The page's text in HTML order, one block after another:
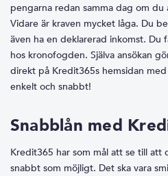
pengarna redan samma dag om
Vidare är kraven mycket låga. Du
även ha en deklarerad inkomst. Du
hos kronofogden. Själva ansökan
direkt på Kredit365s hemsidan
enkelt och snabbt!
Snabblån med
Kredit365 har som mål att se till att
snabbt som möjligt. Det ska vara